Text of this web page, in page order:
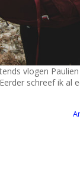
vlogen
schreef ik